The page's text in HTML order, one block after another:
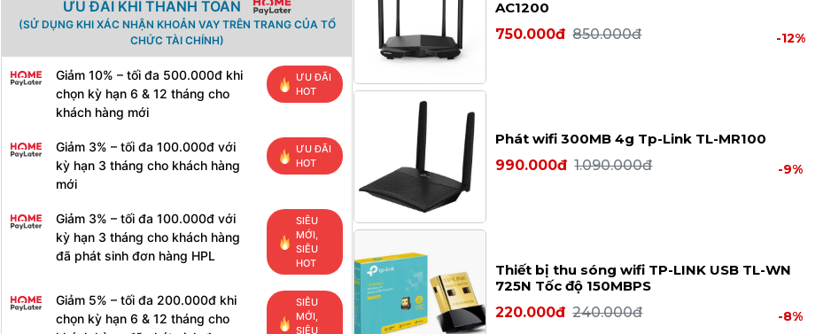
ƯU ĐÃI KHI THANH TOÁN
(SỬ DỤNG KHI XÁC NHẬN KHOẢN VAY TRÊN TRANG CỦA TỔ
CHỨC TÀI CHÍNH)
Giảm 10% – tối đa 500.000đ khi
chọn kỳ hạn 6 & 12 tháng cho
khách hàng mới
ƯU ĐÃI
HOT
Giảm 3% – tối đa 100.000đ với
kỳ hạn 3 tháng cho khách hàng
mới
ƯU ĐÃI
HOT
Giảm 3% – tối đa 100.000đ với
kỳ hạn 3 tháng cho khách hàng
đã phát sinh đơn hàng HPL
SIÊU
MỚI,
SIÊU
HOT
Giảm 5% – tối đa 200.000đ khi
chọn kỳ hạn 6 & 12 tháng cho
SIÊU
MỚI,
SIÊU
AC1200
750.000đ 850.000đ -12%
Phát wifi 300MB 4g Tp-Link TL-MR100
990.000đ 1.090.000đ -9%
Thiết bị thu sóng wifi TP-LINK USB TL-WN
725N Tốc độ 150MBPS
220.000đ 240.000đ -8%